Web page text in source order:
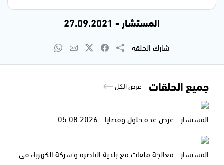
المستشار - 27.09.2021
شارك الحلقة
جميع الحلقات عرض الكل
المستشار - عرض عدة حلول وقضايا - 05.08.2026
المستشار - معالجة ملفات مع بلدية الناصرة و شركة الكهرباء في